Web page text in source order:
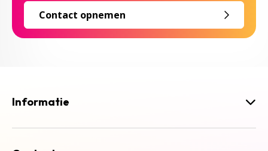
Contact opnemen
Informatie